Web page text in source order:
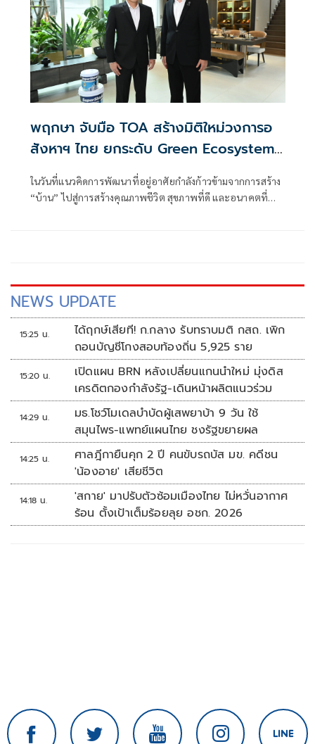
พระรูป สมเด็จพระเจ้าลูกเธอ เจ้าฟ้าพัชรกิติยาภา นเรนทิรา
เทพยวดี กรมหลวงราชสาริณีสิริพัชร มหาวัชรราชธิดา ณ
อาคารสำนักงานใหญ่ บริษัท ทีโอเอ เพ้นท์ (ประเทศไทย)
จำกัด (มหาชน) ถนนบางนา-ตราด
พฤกษา จับมือ TOA สร้างมิติใหม่วงการอ
สังหาฯ ไทย ยกระดับ Green Ecosystem
ผ่านนวัตกรรมสีฉลาก EPD ตอกย้ำแนวคิด
Lifetime Well-Living สร้างบ้าน ดีต่อคน
ดีต่อโลก
ในวันที่แนวคิดการพัฒนาที่อยู่อาศัยกำลังก้าวข้ามจากการสร้าง
“บ้าน” ไปสู่การสร้างคุณภาพชีวิต สุขภาพที่ดี และอนาคตที่
NEWS UPDATE
15:25 น.
ได้ฤกษ์เสียที! ก.กลาง รับทราบมติ กสถ. เพิก
ถอนบัญชีโกงสอบท้องถิ่น 5,925 ราย
15:20 น.
เปิดแผน BRN หลังเปลี่ยนแกนนำใหม่ มุ่งดิส
เครดิตกองกำลังรัฐ-เดินหน้าผลิตแนวร่วม
14:29 น.
มธ.โชว์โมเดลบำบัดผู้เสพยาบ้า 9 วัน ใช้
สมุนไพร-แพทย์แผนไทย ชงรัฐขยายผล
14:25 น.
ศาลฎีกายืนคุก 2 ปี คนขับรถบัส มข. คดีชน
'น้องอาย' เสียชีวิต
14:18 น.
'สกาย' มาปรับตัวซ้อมเมืองไทย ไม่หวั่นอากาศ
ร้อน ตั้งเป้าเต็มร้อยลุย อชก. 2026